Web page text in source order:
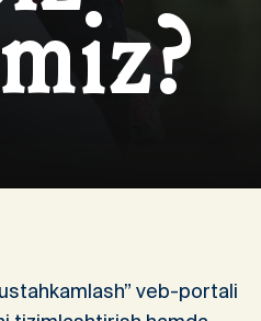
veb-portali